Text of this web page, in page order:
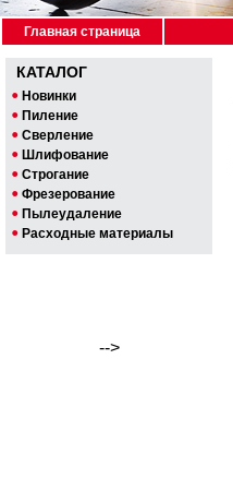
Главная страница
КАТАЛОГ
Новинки
Пиление
Сверление
Шлифование
Строгание
Фрезерование
Пылеудаление
Расходные материалы
-->